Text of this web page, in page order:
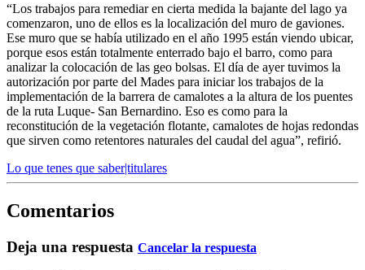
“Los trabajos para remediar en cierta medida la bajante del lago ya
comenzaron, uno de ellos es la localización del muro de gaviones.
Ese muro que se había utilizado en el año 1995 están viendo ubicar,
porque esos están totalmente enterrado bajo el barro, como para
analizar la colocación de las geo bolsas. El día de ayer tuvimos la
autorización por parte del Mades para iniciar los trabajos de la
implementación de la barrera de camalotes a la altura de los puentes
de la ruta Luque- San Bernardino. Eso es como para la
reconstitución de la vegetación flotante, camalotes de hojas redondas
que sirven como retentores naturales del caudal del agua”, refirió.
Lo que tenes que saber|titulares
Comentarios
Deja una respuesta Cancelar la respuesta